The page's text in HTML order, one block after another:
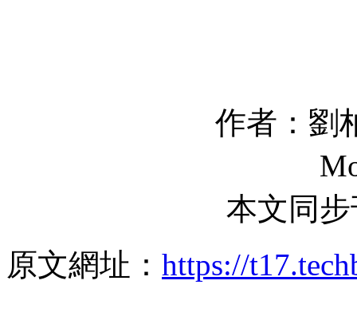
作者：劉
本文同
原文網址： https://